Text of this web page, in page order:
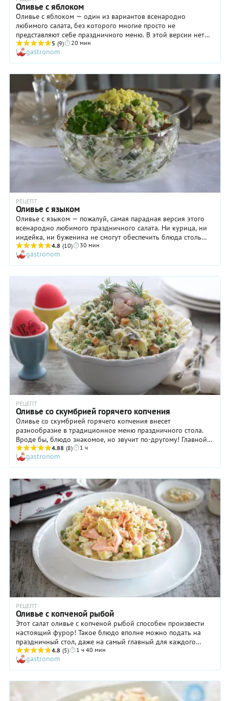
Оливье с яблоком
Оливье с яблоком — один из вариантов всенародно
любимого салата, без которого многие просто не
представляют себе праздничного меню. В этой версии нет
ничего особенно экстремального, поэтому вы смело можете
решиться на подобный эксперимент. В состав такого оливье
входят яблоки, сладковатый вкус которых подчеркивается
освежающей кислинкой лимонного сока. А еще нам
понравилась идея не перемешивать продукты, а
раскладывать их сегментами по порционным салатникам:
такая подача смотрится очень симпатично. В этом случае вы
сможете самостоятельно соединить с соусом ингредиенты
оливье с яблоком непосредственно перед употреблением,
чтобы лучше чувствовать вкус каждого.
5 (9) 20 мин
gastronom
РЕЦЕПТ
Оливье с языком
Оливье с языком — пожалуй, самая парадная версия этого
всенародно любимого праздничного салата. Ни курица, ни
индейка, ни буженина не смогут обеспечить блюда столь
нежного изысканного вкуса! Конечно, приготовления
подобного оливье займет немало времени, но результат
приятно удивит ваших близких и гостей дома. Обратите
внимание на то, что после варки говяжий язык потребует
времени на основательное охлаждение, поэтому лучше
приготовить этот ингредиент накануне. Весь ли язык
использовать для приготовления салата? На ваше
усмотрение! Оставшийся вполне можно нарезать тонкими
ломтиками и дополнить ими праздничную мясную тарелку.
Ну а с подачей оливье с языком можно особо не мудрить:
просто выложите его в красивый салатник и поставьте на
стол. Приятного аппетита!
4.8 (10) 30 мин
gastronom
РЕЦЕПТ
Оливье со скумбрией горячего копчения
Оливье со скумбрией горячего копчения внесет
разнообразие в традиционное меню праздничного стола.
Вроде бы, блюдо знакомое, но звучит по-другому! Главной
«изюминкой» такого оливье является копченая рыба: ее
насыщенный вкус как нельзя лучше сочетается и с вареными
корнеплодами, и со свежими огурцами, и с укропом.
Согласитесь: звучит отлично! Кстати, наш рецепт оливье со
скумбрией горячего копчения вполне могут использовать те,
кто соблюдает Рождественский пост. Правда, в этом случае
от яиц придется отказаться, да и майонез взять постный, но
вкус любимого салата от этого не станет хуже.
4.88 (8) 1 ч
gastronom
РЕЦЕПТ
Оливье с копченой рыбой
Этот салат оливье с копченой рыбой способен произвести
настоящий фурор! Такое блюдо вполне можно подать на
праздничный стол, даже на самый главный для каждого
россиянина, то есть новогодний. Дело в том, что коптить
рыбу для салата, а также готовить майонез мы предлагаем
самостоятельно. Никаких магазинных вариантов! Поэтому и
вкус блюда получается изысканным, утонченным. А еще мы
решили добавить в оливье с копченой рыбой не
консервированный, а замороженный горошек, который
4.8 (5) 1 ч 40 мин
gastronom